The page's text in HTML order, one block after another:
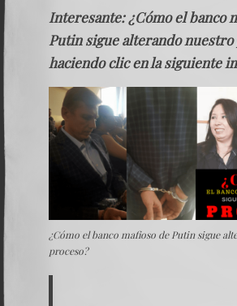
Interesante: ¿Cómo el banco
Putin sigue alterando nuestro
haciendo clic en la siguiente
¿Cómo el banco mafioso de Putin sigue
proceso?